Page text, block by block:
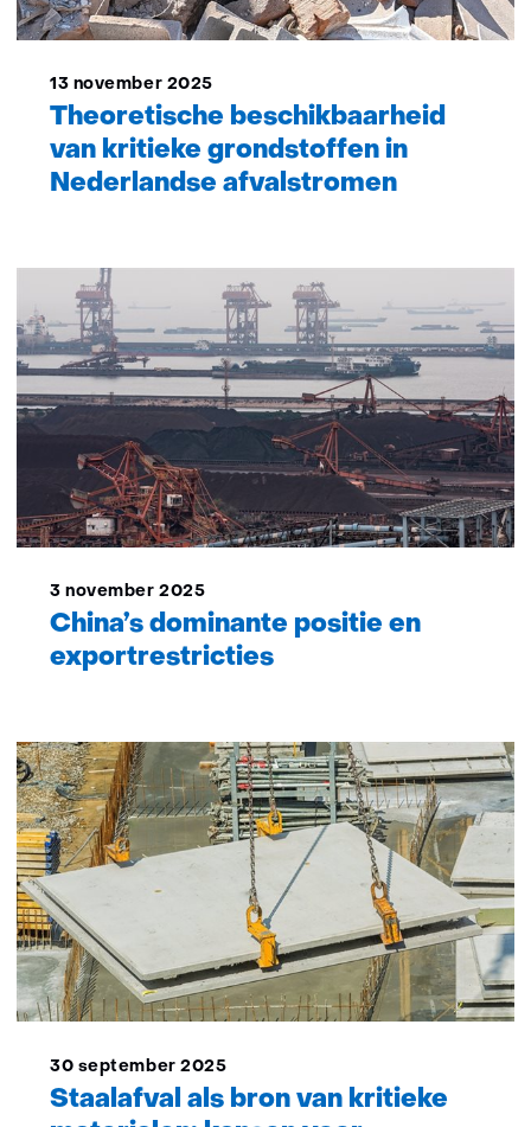
13 november 2025
Theoretische beschikbaarheid
van kritieke grondstoffen in
Nederlandse afvalstromen
3 november 2025
China’s dominante positie en
exportrestricties
30 september 2025
Staalafval als bron van kritieke